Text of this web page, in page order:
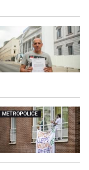
METROPOLICE